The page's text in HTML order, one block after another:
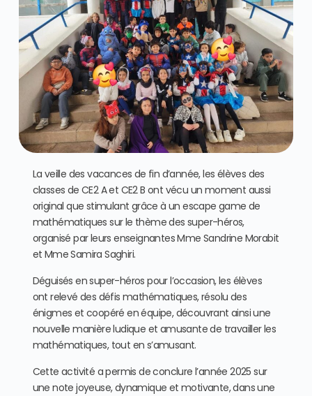
La veille des vacances de fin d’année, les élèves des
classes de CE2 A et CE2 B ont vécu un moment aussi
original que stimulant grâce à un escape game de
mathématiques sur le thème des super-héros,
organisé par leurs enseignantes Mme Sandrine Morabit
et Mme Samira Saghiri.
Déguisés en super-héros pour l’occasion, les élèves
ont relevé des défis mathématiques, résolu des
énigmes et coopéré en équipe, découvrant ainsi une
nouvelle manière ludique et amusante de travailler les
mathématiques, tout en s’amusant.
Cette activité a permis de conclure l’année 2025 sur
une note joyeuse, dynamique et motivante, dans une